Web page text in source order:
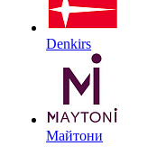
Denkirs
Майтони